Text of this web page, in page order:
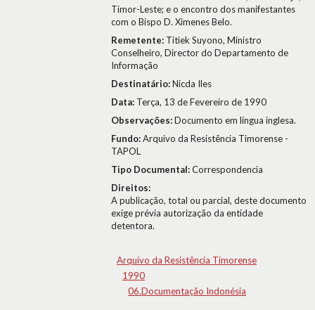
Timor-Leste; e o encontro dos manifestantes
com o Bispo D. Ximenes Belo.
Remetente: Titiek Suyono, Ministro
Conselheiro, Director do Departamento de
Informação
Destinatário:Nicda Iles
Data: Terça, 13 de Fevereiro de 1990
Observações:Documento em língua inglesa.
Fundo:Arquivo da Resistência Timorense -
TAPOL
Tipo Documental:Correspondencia
Direitos:
A publicação, total ou parcial, deste documento
exige prévia autorização da entidade
detentora.
Arquivo da Resistência Timorense
1990
06.Documentação Indonésia